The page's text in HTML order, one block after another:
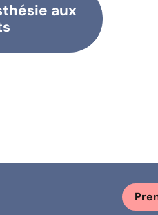
aux